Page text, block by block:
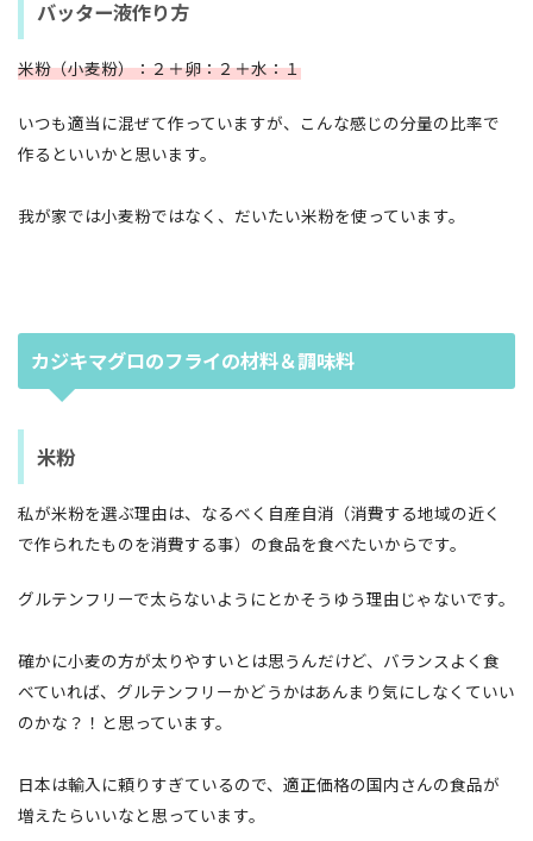
バッター液作り方
米粉（小麦粉）：２＋卵：２＋水：１
いつも適当に混ぜて作っていますが、こんな感じの分量の比率で
作るといいかと思います。
我が家では小麦粉ではなく、だいたい米粉を使っています。
カジキマグロのフライの材料＆調味料
米粉
私が米粉を選ぶ理由は、なるべく自産自消（消費する地域の近く
で作られたものを消費する事）の食品を食べたいからです。
グルテンフリーで太らないようにとかそうゆう理由じゃないです。
確かに小麦の方が太りやすいとは思うんだけど、バランスよく食
べていれば、グルテンフリーかどうかはあんまり気にしなくていい
のかな？！と思っています。
日本は輸入に頼りすぎているので、適正価格の国内さんの食品が
増えたらいいなと思っています。